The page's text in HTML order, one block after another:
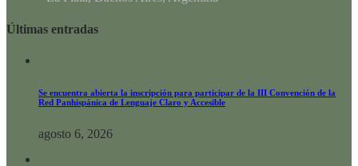
Últimas entradas
Se encuentra abierta la inscripción para participar de la III Convención de la
Red Panhispánica de Lenguaje Claro y Accesible
agosto 6, 2026